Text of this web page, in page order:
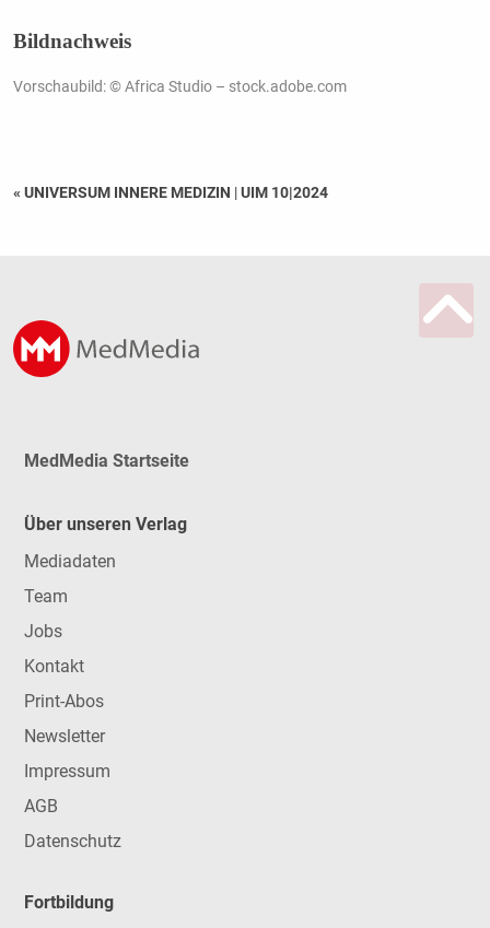
Bildnachweis
Vorschaubild: © Africa Studio – stock.adobe.com
« UNIVERSUM INNERE MEDIZIN |UIM 10|2024
MedMedia Startseite
Über unseren Verlag
Mediadaten
Team
Jobs
Kontakt
Print-Abos
Newsletter
Impressum
AGB
Datenschutz
Fortbildung